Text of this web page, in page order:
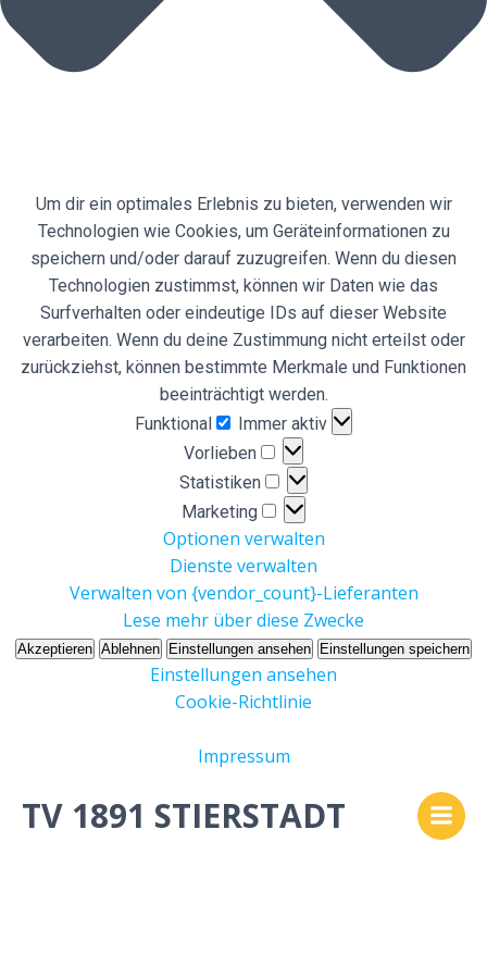
Um dir ein optimales Erlebnis zu bieten, verwenden wir
Technologien wie Cookies, um Geräteinformationen zu
speichern und/oder darauf zuzugreifen. Wenn du diesen
Technologien zustimmst, können wir Daten wie das
Surfverhalten oder eindeutige IDs auf dieser Website
verarbeiten. Wenn du deine Zustimmung nicht erteilst oder
zurückziehst, können bestimmte Merkmale und Funktionen
beeinträchtigt werden.
Funktional
Funktional
Immer aktiv
Vorlieben
Vorlieben
Statistiken
Statistiken
Marketing
Marketing
Optionen verwalten
Dienste verwalten
Verwalten von {vendor_count}-Lieferanten
Lese mehr über diese Zwecke
Akzeptieren Ablehnen Einstellungen ansehen Einstellungen speichern
Einstellungen ansehen
Cookie-Richtlinie
Impressum
Inhalt
springen
TV 1891 STIERSTADT